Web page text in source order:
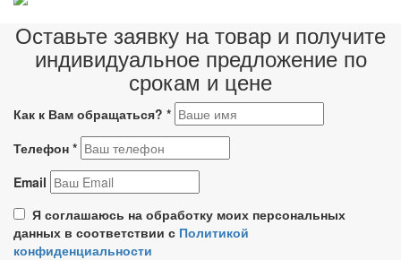
Оставьте заявку на товар и получите
индивидуальное предложение по
срокам и цене
Как к Вам обращаться? *
Телефон *
Email
Я соглашаюсь на обработку моих персональных
данных в соответствии с Политикой
конфиденциальности